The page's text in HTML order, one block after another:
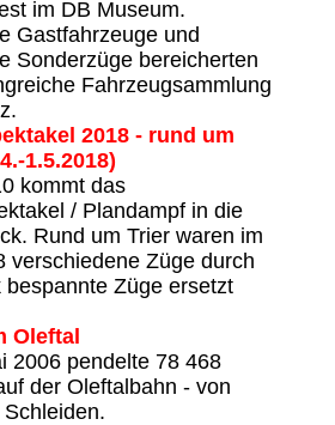
im DB Museum.
Gastfahrzeuge und
Sonderzüge bereicherten
Fahrzeugsammlung
2018 - rund um
1.5.2018)
kommt das
/ Plandampf in die
Rund um Trier waren im
verschiedene Züge durch
bespannte Züge ersetzt
Oleftal
2006 pendelte 78 468
der Oleftalbahn - von